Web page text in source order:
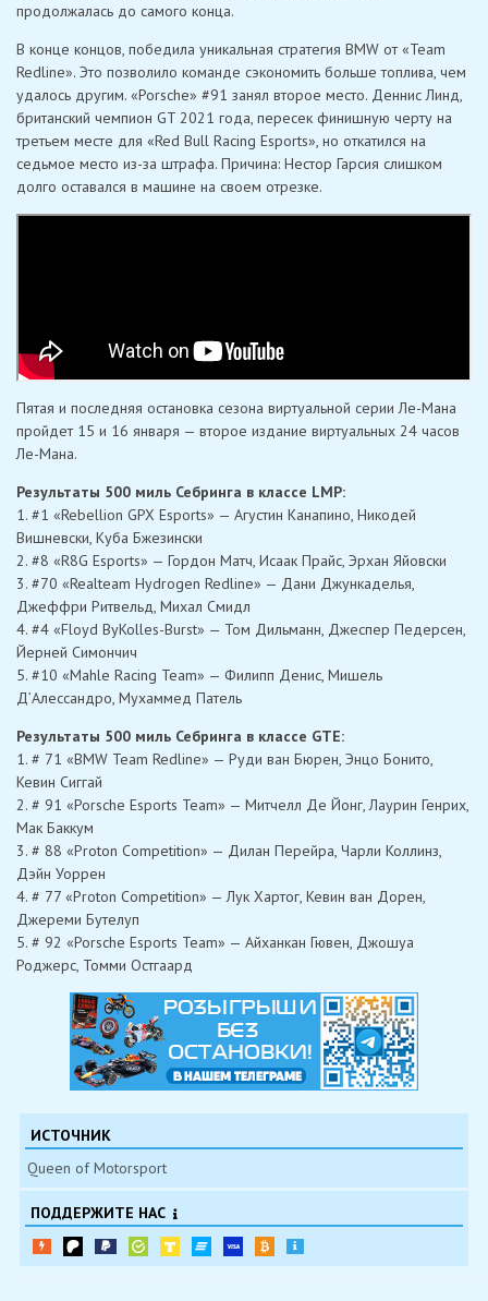
продолжалась до самого конца.
В конце концов, победила уникальная стратегия BMW от «Team
Redline». Это позволило команде сэкономить больше топлива, чем
удалось другим. «Porsche» #91 занял второе место. Деннис Линд,
британский чемпион GT 2021 года, пересек финишную черту на
третьем месте для «Red Bull Racing Esports», но откатился на
седьмое место из-за штрафа. Причина: Нестор Гарсия слишком
долго оставался в машине на своем отрезке.
Пятая и последняя остановка сезона виртуальной серии Ле-Мана
пройдет 15 и 16 января — второе издание виртуальных 24 часов
Ле-Мана.
Результаты 500 миль Себринга в классе LMP:
1. #1 «Rebellion GPX Esports» — Агустин Канапино, Никодей
Вишневски, Куба Бжезински
2. #8 «R8G Esports» — Гордон Матч, Исаак Прайс, Эрхан Яйовски
3. #70 «Realteam Hydrogen Redline» — Дани Джункаделья,
Джеффри Ритвельд, Михал Смидл
4. #4 «Floyd ByKolles-Burst» — Том Дильманн, Джеспер Педерсен,
Йерней Симончич
5. #10 «Mahle Racing Team» — Филипп Денис, Мишель
Д’Алессандро, Мухаммед Патель
Результаты 500 миль Себринга в классе GTE:
1. # 71 «BMW Team Redline» — Руди ван Бюрен, Энцо Бонито,
Кевин Сиггай
2. # 91 «Porsche Esports Team» — Митчелл Де Йонг, Лаурин Генрих,
Мак Баккум
3. # 88 «Proton Competition» — Дилан Перейра, Чарли Коллинз,
Дэйн Уоррен
4. # 77 «Proton Competition» — Лук Хартог, Кевин ван Дорен,
Джереми Бутелуп
5. # 92 «Porsche Esports Team» — Айханкан Гювен, Джошуа
Роджерс, Томми Остгаард
ИСТОЧНИК
Queen of Motorsport
ПОДДЕРЖИТЕ НАС